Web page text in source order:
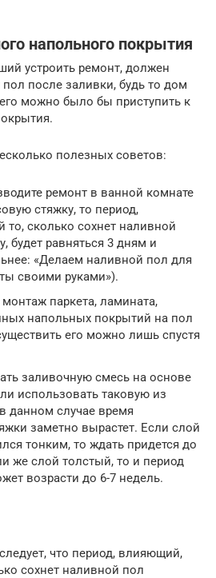
напольного покрытия
устроить ремонт, должен
пол после заливки, будь то дом
можно было бы приступить к
полезных советов:
ремонт в ванной комнате
стяжку, то период,
сколько сохнет наливной
будет равняться 3 дням и
«Делаем наливной пол для
своими руками»).
паркета, ламината,
напольных покрытий на пол
его можно лишь спустя
заливочную смесь на основе
использовать таковую из
данном случае время
заметно вырастет. Если слой
тонким, то ждать придется до
же слой толстый, то и период
возрасти до 6-7 недель.
что период, влияющий,
сохнет наливной пол